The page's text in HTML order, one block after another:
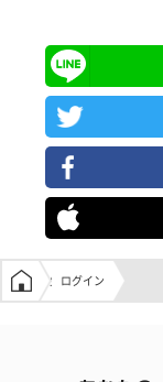
学生の窓口トップ
ログイン